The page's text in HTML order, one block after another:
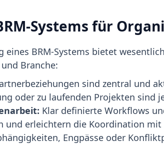
Systems für
BRM-Systems bietet
Branche:
sind zentral und
oder zu laufenden Projekten sind
Klar definierte Workflows
und erleichtern die Koordination mit
Engpässe oder